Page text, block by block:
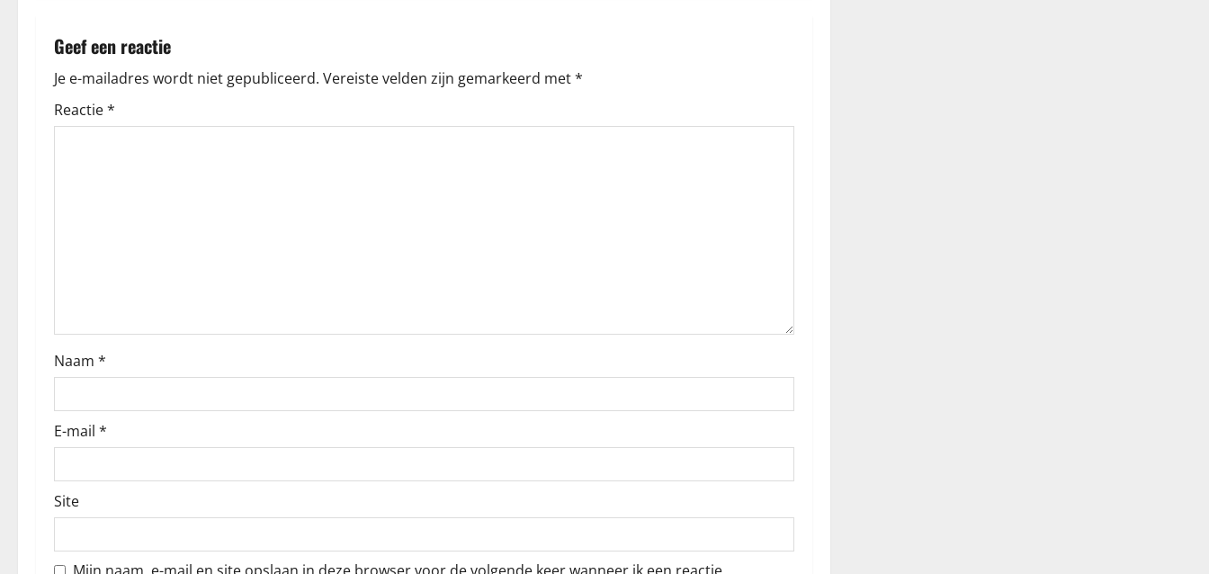
c
h
t
a
t
i
e
Geef een reactie
Je e-mailadres wordt niet gepubliceerd. Vereiste velden zijn gemarkeerd met*
Reactie*
Naam *
E-mail *
Site